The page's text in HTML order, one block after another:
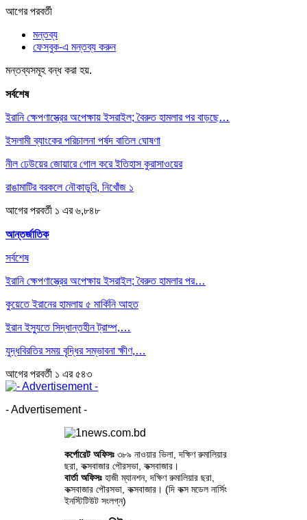
আগেরপরবর্তী
মন্তব্য
ফেসবুক-এ মন্তব্য করুন
মন্তব্যসমূহ বন্ধ করা হয়.
সর্বশেষ
ইরানি ক্ষেপণাস্ত্রের অপেক্ষায় ইসরাইল; বৈরুত হামলার পর বাড়ছে…
ইসলামী ব্যাংকের পরিচালনা পর্ষদ বাতিল ঘোষণা
নীল ঢেউয়ের জোয়ারে গোল করে ইতিহাস কুরাসাওয়ের
রাঙামাটির বরকলে নৌকাডুবি, নিখোঁজ ১
আগেরপরবর্তী ১ এর ৬,৮৪৮
আন্তর্জাতিক
সর্বশেষ
ইরানি ক্ষেপণাস্ত্রের অপেক্ষায় ইসরাইল; বৈরুত হামলার পর…
কুয়েতে ইরানের হামলায় ৫ মার্কিনি আহত
ইরান ইস্যুতে সিদ্ধান্তহীন ট্রাম্প,…
যুদ্ধবিরতির সময় বৃদ্ধির সম্ভাবনা ক্ষীণ,…
আগেরপরবর্তী ১ এর ৫৪৩
- Advertisement -
কর্পোরেট অফিসঃ ৩৮৯ নাওয়ার ভিলা, দক্ষিণ রুমালিয়ার
ছরা, কক্সবাজার পৌরসভা, কক্সবাজার।
বার্তা অফিসঃহাজী ম্যানশন, দক্ষিণ রুমালিয়ার ছরা,
কক্সবাজার পৌরসভা, কক্সবাজার। (দি কক্স মডেল নার্সিং
ইনস্টিটিউট সংলগ্ন)